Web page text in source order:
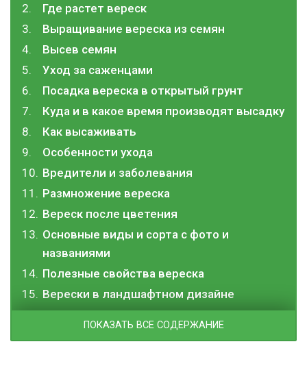
Где растет вереск
Выращивание вереска из семян
Высев семян
Уход за саженцами
Посадка вереска в открытый грунт
Куда и в какое время производят высадку
Как высаживать
Особенности ухода
Вредители и заболевания
Размножение вереска
Вереск после цветения
Основные виды и сорта с фото и
названиями
Полезные свойства вереска
Верески в ландшафтном дизайне
ПОКАЗАТЬ ВСЕ СОДЕРЖАНИЕ